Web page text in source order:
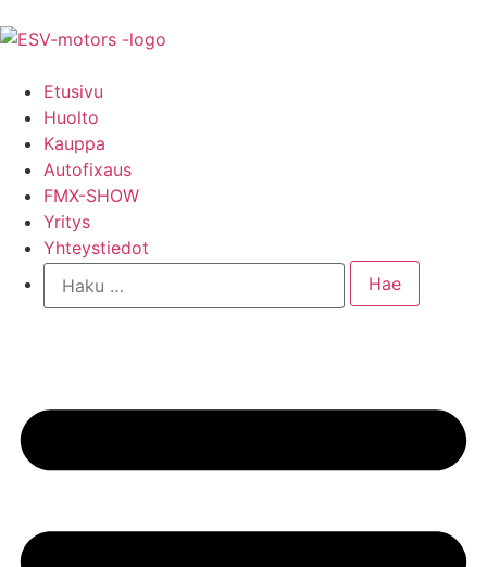
Etusivu
Huolto
Kauppa
Autofixaus
FMX-SHOW
Yritys
Yhteystiedot